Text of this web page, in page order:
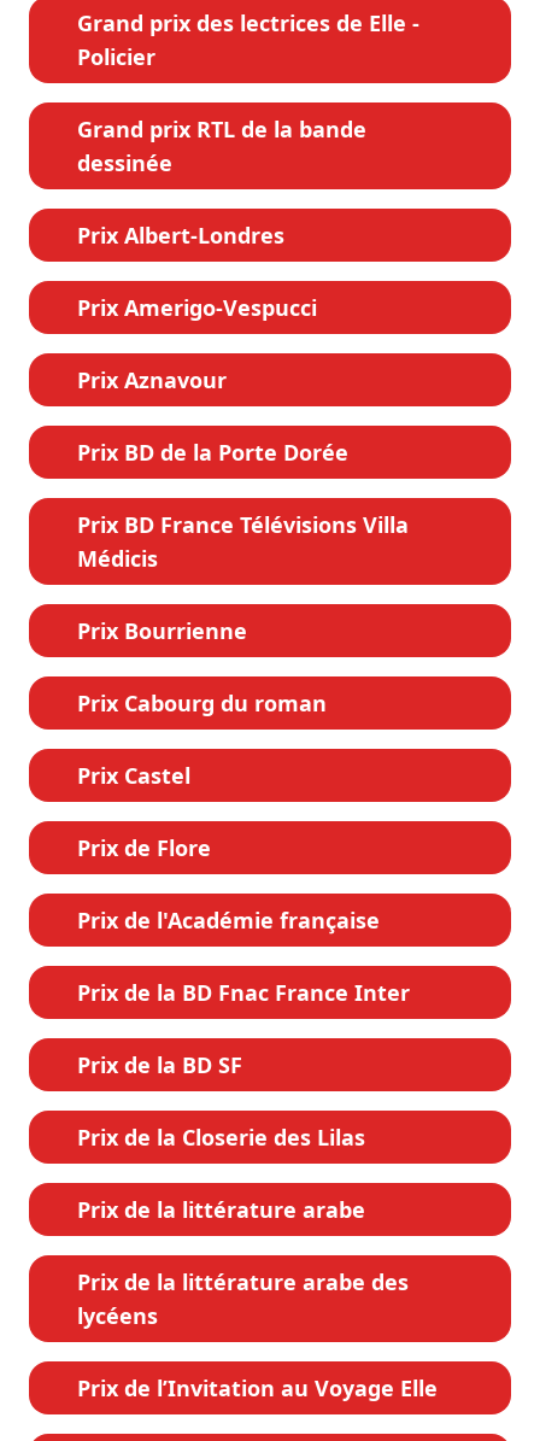
Grand prix des lectrices de Elle -
Policier
Grand prix RTL de la bande
dessinée
Prix Albert-Londres
Prix Amerigo-Vespucci
Prix Aznavour
Prix BD de la Porte Dorée
Prix BD France Télévisions Villa
Médicis
Prix Bourrienne
Prix Cabourg du roman
Prix Castel
Prix de Flore
Prix de l'Académie française
Prix de la BD Fnac France Inter
Prix de la BD SF
Prix de la Closerie des Lilas
Prix de la littérature arabe
Prix de la littérature arabe des
lycéens
Prix de l’Invitation au Voyage Elle